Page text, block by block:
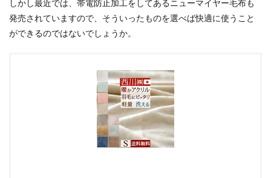
しかし最近では、帯電防止加工をしてあるニューマイヤー毛布も
発売されていますので、そういったものを選べば快適に使うこと
ができるのではないでしょうか。